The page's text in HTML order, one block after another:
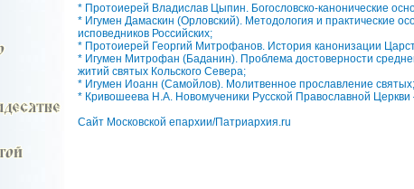
* Протоиерей Владислав Цыпин. Богословско-канонические
* Игумен Дамаскин (Орловский). Методология и практические
исповедников Российских;
* Протоиерей Георгий Митрофанов. История канонизации
* Игумен Митрофан (Баданин). Проблема достоверности
житий святых Кольского Севера;
* Игумен Иоанн (Самойлов). Молитвенное прославление святых;
* Кривошеева Н.А. Новомученики Русской Православной
Сайт Московской епархии/Патриархия.ru